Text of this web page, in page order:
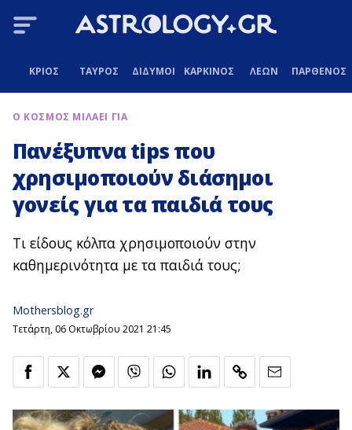
ΚΡΙΟΣ ΤΑΥΡΟΣ ΔΙΔΥΜΟΙ ΚΑΡΚΙΝΟΣ ΛΕΩΝ ΠΑΡΘΕΝΟΣ
Ο ΚΟΣΜΟΣ ΜΙΛΑΕΙ ΓΙΑ
Πανέξυπνα tips που
χρησιμοποιούν διάσημοι
γονείς για τα παιδιά τους
Τι είδους κόλπα χρησιμοποιούν στην
καθημερινότητα με τα παιδιά τους;
Mothersblog.gr
Τετάρτη, 06 Οκτωβρίου 2021 21:45